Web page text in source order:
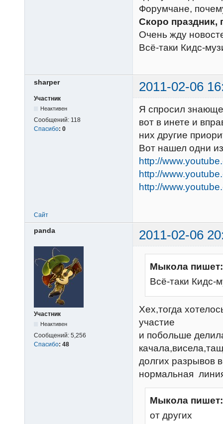
Форумчане,
Скоро праздник,
Очень жду
Всё-таки Кидс-
sharper 2011-02-06
Участник
Неактивен
Сообщений: 118
Спасибо: 0
Я спросил
вот в инете и
них другие
Вот нашел одни
http://
http://
http://
Сайт
panda 2011-02-06
Участник
Неактивен
Сообщений: 5,256
Спасибо: 48
Мыкола пишет:
Всё-таки Кидс-
Хех,тогда
участие
и побольше
долгих разрывов
нормальная
Мыкола пишет:
от других